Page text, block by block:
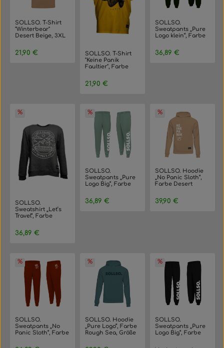
SOLLSO. T-Shirt
"Winterbear"
Desert Beige, 3XL
Regulärer Preis:
21,90 €
SOLLSO. T-Shirt
"Keine Panik
Faultier", Farbe
Größe S
Regulärer Preis:
21,90 €
SOLLSO.
Sweatpants „Pure
Logo klein“, Farbe
Größe 3XL
Regulärer Preis:
36,89 €
SOLLSO.
Sweatshirt „Let’s
Travel“, Farbe
Größe 3XL
Regulärer Preis:
36,89 €
SOLLSO.
Sweatpants „Pure
Logo Big“, Farbe
Größe 3XL
Regulärer Preis:
36,89 €
SOLLSO. Hoodie
„No Panic Sloth“,
Farbe Desert
Regulärer Preis:
39,90 €
SOLLSO.
Sweatpants „No
Panic Sloth“, Farbe
3XL
SOLLSO. Hoodie
„Pure Logo“, Farbe
Rough Sea, Größe
SOLLSO.
Sweatpants „Pure
Logo Big“, Farbe